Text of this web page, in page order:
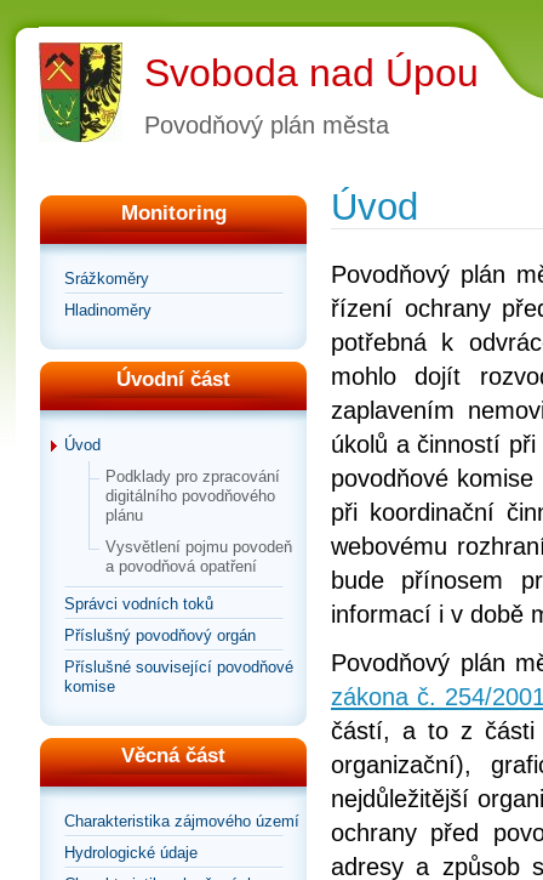
Svoboda nad Úpou
Povodňový plán města
Monitoring
Srážkoměry
Hladinoměry
Úvodní část
Úvod
Podklady pro zpracování
digitálního povodňového
plánu
Vysvětlení pojmu povodeň
a povodňová opatření
Správci vodních toků
Příslušný povodňový orgán
Příslušné související povodňové
komise
Věcná část
Charakteristika zájmového území
Hydrologické údaje
Úvod
Povodňový plán
řízení ochrany
potřebná k
mohlo dojít
zaplavením
úkolů a činností
povodňové
při koordinační
webovému
bude přínosem
informací i v době
Povodňový plán
zákona č. 254/
částí, a to z části
organizační),
nejdůležitější
ochrany před
adresy a způsob